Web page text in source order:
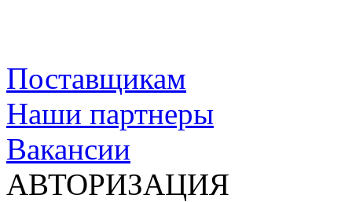
Поставщикам
Наши партнеры
Вакансии
АВТОРИЗАЦИЯ